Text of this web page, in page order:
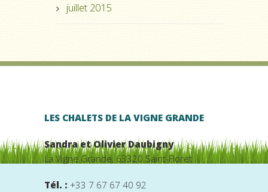
juillet 2015
LES CHALETS DE LA VIGNE GRANDE
Sandra et Olivier Daubigny
La Vigne Grande, 63320 Saint-Floret
Tél. : +33 7 67 67 40 92